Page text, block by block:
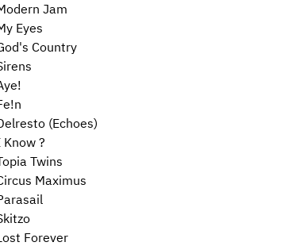
Jam
Eyes
Country
(Echoes)
?
Twins
Maximus
Forever